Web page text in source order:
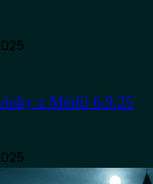
z Médií 6.9.25